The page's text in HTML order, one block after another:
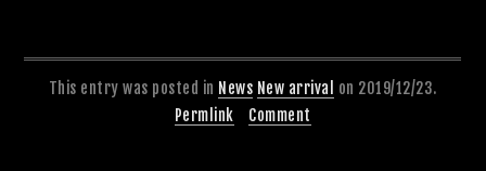
This entry was posted in News New arrival
on 2019/12/23.
Permlink
Comment